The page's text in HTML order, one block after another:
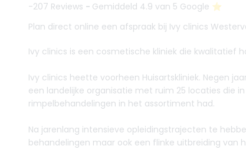
-207 Reviews - Gemiddeld 4.9 van 5 Google ⭐️
Plan direct online een afspraak bij Ivy clinics
Ivy clinics is een cosmetische kliniek die
Ivy clinics heette voorheen Huisartskliniek. Negen
een landelijke organisatie met ruim 25 locaties die
rimpelbehandelingen in het assortiment had.
Na jarenlang intensieve opleidingstrajecten te
behandelingen maar ook een flinke uitbreiding van